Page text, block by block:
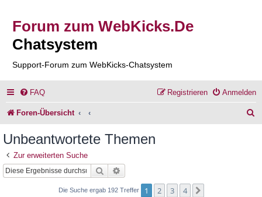
Forum zum WebKicks.De
Chatsystem
Support-Forum zum WebKicks-Chatsystem
FAQ Anmelden
Registrieren
Foren-Übersicht
Unbeantwortete Themen
Zur erweiterten Suche
Suche
Die Suche ergab 192 Treffer 1 2 3 4